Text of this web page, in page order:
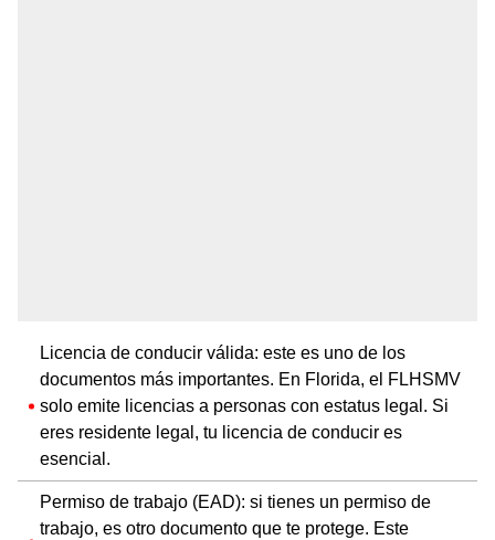
Licencia de conducir válida: este es uno de los
documentos más importantes. En Florida, el FLHSMV
solo emite licencias a personas con estatus legal. Si
eres residente legal, tu licencia de conducir es
esencial.
Permiso de trabajo (EAD): si tienes un permiso de
trabajo, es otro documento que te protege. Este